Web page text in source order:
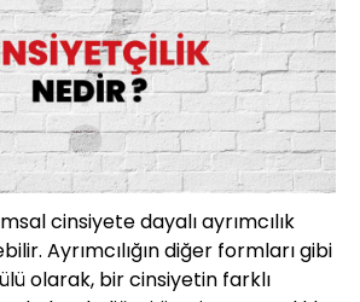
cinsiyete dayalı ayrımcılık
Ayrımcılığın diğer formları gibi
olarak, bir cinsiyetin farklı